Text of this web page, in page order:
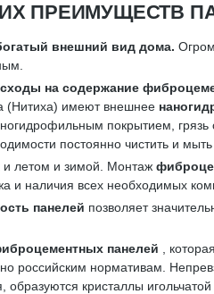
ПРЕИМУЩЕСТВ
внешний вид дома.
на содержание
(Нитиха) имеют внешнее
покрытием,
постоянно чистить и мыть
и летом и зимой. Монтаж
и наличия всех необходимых
панелей позволяет
панелей
,
российским нормативам.
образуются кристаллы